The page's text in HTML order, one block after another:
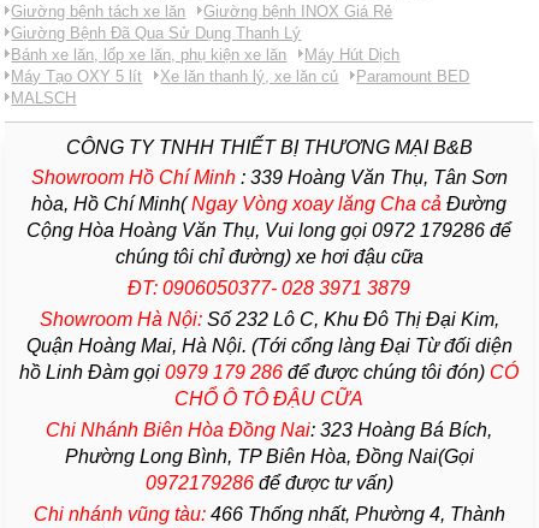
Giường bệnh tách xe lăn
Giường bệnh INOX Giá Rẻ
Giường Bệnh Đã Qua Sử Dụng Thanh Lý
Bánh xe lăn, lốp xe lăn, phụ kiện xe lăn
Máy Hút Dịch
Máy Tạo OXY 5 lít
Xe lăn thanh lý, xe lăn củ
Paramount BED
MALSCH
CÔNG TY TNHH THIẾT BỊ THƯƠNG MẠI B&B
Showroom Hồ Chí Minh:339 Hoàng Văn Thụ, Tân Sơn
hòa, Hồ Chí Minh(Ngay Vòng xoay lăng Cha cả Đường
Cộng Hòa Hoàng Văn Thụ, Vui long gọi 0972 179286 để
chúng tôi chỉ đường) xe hơi đậu cữa
ĐT: 0906050377- 028 3971 3879
Showroom Hà Nội:Số 232 Lô C, Khu Đô Thị Đại Kim,
Quận Hoàng Mai, Hà Nội. (Tới cổng làng Đại Từ đối diện
hồ Linh Đàm gọi0979 179 286 để được chúng tôi đón) CÓ
CHỔ Ô TÔ ĐẬU CỮA
Chi Nhánh Biên Hòa Đồng Nai: 323 Hoàng Bá Bích,
Phường Long Bình, TP Biên Hòa, Đồng Nai(Gọi
0972179286để được tư vấn)
Chi nhánh vũng tàu:466 Thống nhất, Phường4, Thành